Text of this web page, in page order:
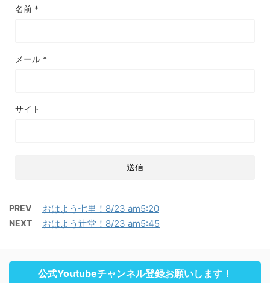
名前 *
メール *
サイト
PREV おはよう七里！8/23 am5:20
NEXT おはよう辻堂！8/23 am5:45
公式Youtubeチャンネル登録お願いします！